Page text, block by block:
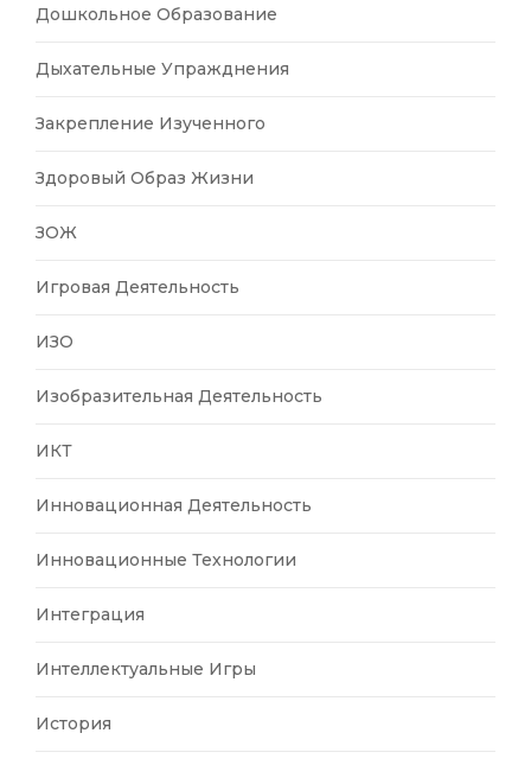
Дошкольное Образование
Дыхательные Упражднения
Закрепление Изученного
Здоровый Образ Жизни
ЗОЖ
Игровая Деятельность
ИЗО
Изобразительная Деятельность
ИКТ
Инновационная Деятельность
Инновационные Технологии
Интеграция
Интеллектуальные Игры
История